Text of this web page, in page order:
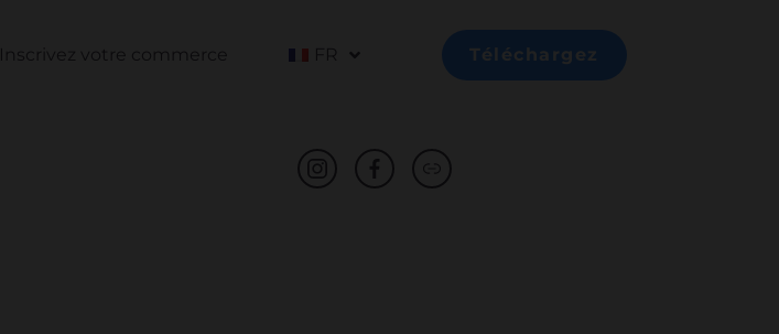
Inscrivez votre commerce FR Téléchargez